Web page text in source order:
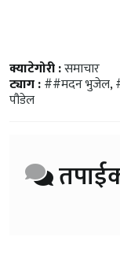
क्याटेगोरी :समाचार
ट्याग :##मदन भुजेल,
पौडेल